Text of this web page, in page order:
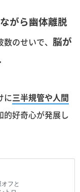
がら幽体離脱
のせいで、 脳が
に三半規管や人間
的好奇心が発展し